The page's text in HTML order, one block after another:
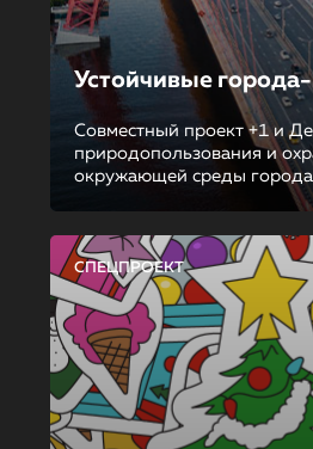
Устойчивые
Совместный проект +1 и
природопользования и
окружающей среды
СПЕЦПРОЕКТ